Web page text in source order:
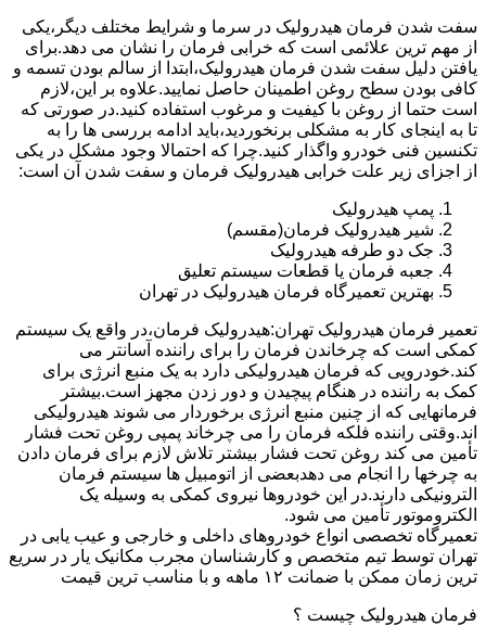
سفت شدن فرمان هیدرولیک در سرما و شرایط مختلف دیگر،یکی
از مهم ترین علائمی است که خرابی فرمان را نشان می دهد.برای
یافتن دلیل سفت شدن فرمان هیدرولیک،ابتدا از سالم بودن تسمه و
کافی بودن سطح روغن اطمینان حاصل نمایید.علاوه بر این،لازم
است حتما از روغن با کیفیت و مرغوب استفاده کنید.در صورتی که
تا به اینجای کار به مشکلی برنخوردید،باید ادامه بررسی ها را به
تکنسین فنی خودرو واگذار کنید.چرا که احتمالا وجود مشکل در یکی
از اجزای زیر علت خرابی هیدرولیک فرمان و سفت شدن آن است:
پمپ هیدرولیک
شیر هیدرولیک فرمان(مقسم)
جک دو طرفه هیدرولیک
جعبه فرمان یا قطعات سیستم تعلیق
بهترین تعمیرگاه فرمان هیدرولیک در تهران
تعمیر فرمان هیدرولیک تهران:هیدرولیک فرمان،در واقع یک سیستم
کمکی است که چرخاندن فرمان را برای راننده آسانتر می
کند.خودرویی که فرمان هیدرولیکی دارد به یک منبع انرژی برای
کمک به راننده در هنگام پیچیدن و دور زدن مجهز است.بیشتر
فرمانهایی که از چنین منبع انرژی برخوردار می شوند هیدرولیکی
اند.وقتی راننده فلکه فرمان را می چرخاند پمپی روغن تحت فشار
تأمین می کند روغن تحت فشار بیشتر تلاش لازم برای فرمان دادن
به چرخها را انجام می دهدبعضی از اتومبیل ها سیستم فرمان
الترونیکی دارند.در این خودروها نیروی کمکی به وسیله یک
الکتروموتور تأمین می شود.
تعمیرگاه تخصصی انواع خودروهای داخلی و خارجی و عیب یابی در
تهران توسط تیم متخصص و کارشناسان مجرب مکانیک یار در سریع
ترین زمان ممکن با ضمانت ۱۲ ماهه و با مناسب ترین قیمت
فرمان هیدرولیک چیست ؟